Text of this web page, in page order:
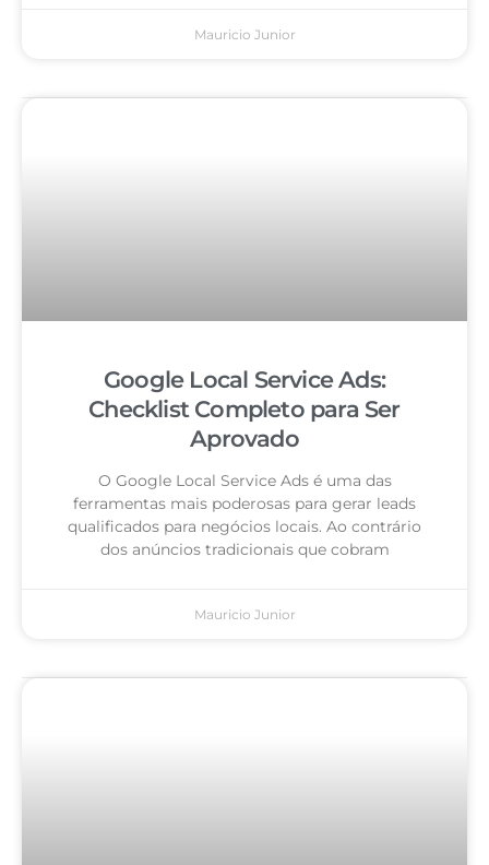
Mauricio Junior
Google Local Service Ads:
Checklist Completo para Ser
Aprovado
O Google Local Service Ads é uma das
ferramentas mais poderosas para gerar leads
qualificados para negócios locais. Ao contrário
dos anúncios tradicionais que cobram
Mauricio Junior